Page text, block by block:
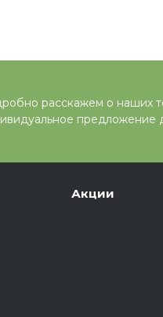
расскажем о наших
предложение
Акции